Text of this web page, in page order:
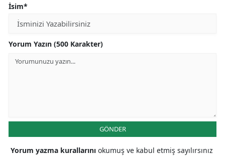
İsim*
Yorum Yazın (500 Karakter)
GÖNDER
Yorum yazma kurallarını okumuş ve kabul etmiş sayılırsınız